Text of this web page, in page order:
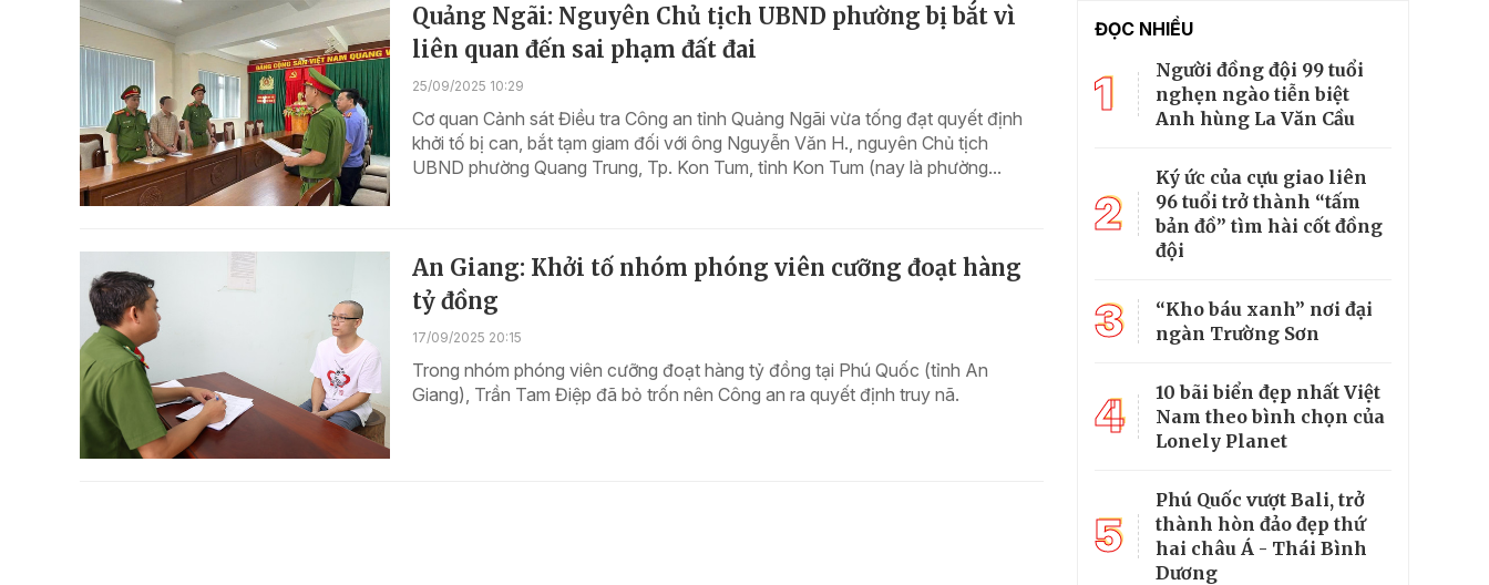
Quảng Ngãi: Nguyên Chủ tịch UBND phường bị bắt vì
liên quan đến sai phạm đất đai
25/09/2025 10:29
Cơ quan Cảnh sát Điều tra Công an tỉnh Quảng Ngãi vừa tống đạt quyết định
khởi tố bị can, bắt tạm giam đối với ông Nguyễn Văn H., nguyên Chủ tịch
UBND phường Quang Trung, Tp. Kon Tum, tỉnh Kon Tum (nay là phường...
An Giang: Khởi tố nhóm phóng viên cưỡng đoạt hàng
tỷ đồng
17/09/2025 20:15
Trong nhóm phóng viên cưỡng đoạt hàng tỷ đồng tại Phú Quốc (tỉnh An
Giang), Trần Tam Điệp đã bỏ trốn nên Công an ra quyết định truy nã.
ĐỌC NHIỀU
1
Người đồng đội 99 tuổi
nghẹn ngào tiễn biệt
Anh hùng La Văn Cầu
2
Ký ức của cựu giao liên
96 tuổi trở thành “tấm
bản đồ” tìm hài cốt đồng
đội
3
“Kho báu xanh” nơi đại
ngàn Trường Sơn
4
10 bãi biển đẹp nhất Việt
Nam theo bình chọn của
Lonely Planet
5
Phú Quốc vượt Bali, trở
thành hòn đảo đẹp thứ
hai châu Á - Thái Bình
Dương